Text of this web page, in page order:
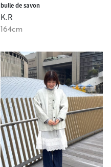
bulle de savon
K.R
164cm